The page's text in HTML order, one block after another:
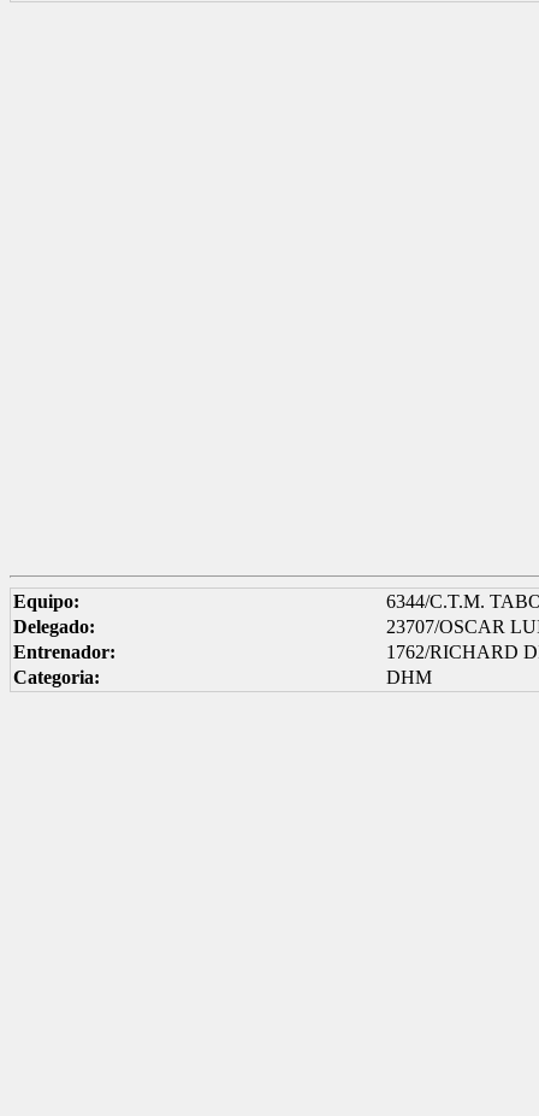
Equipo:
6344/C.T.M.
Delegado:
23707/OSCAR
Entrenador:
1762/RICHARD
Categoria:
DHM